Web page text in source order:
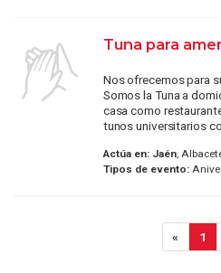
Tuna para
Nos ofrecemos para
Somos la Tuna a
casa como
tunos universitarios
Actúa en: Jaén,
Tipos de evento:
« 1